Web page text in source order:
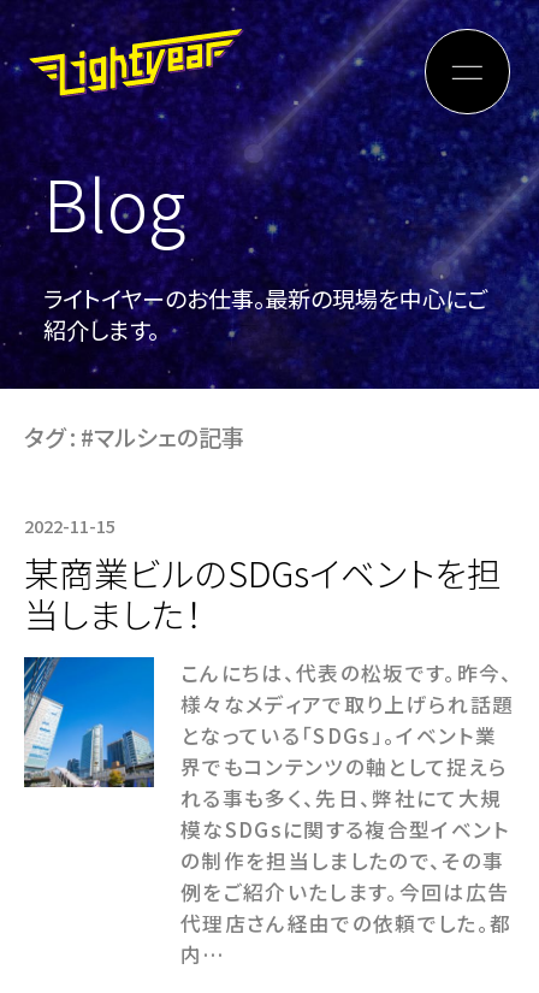
Blog
ライトイヤーのお仕事。最新の現場を中心にご
紹介します。
タグ : #マルシェの記事
2022-11-15
某商業ビルのSDGsイベントを担
当しました！
こんにちは、代表の松坂です。昨今、
様々なメディアで取り上げられ話題
となっている「SDGs」。イベント業
界でもコンテンツの軸として捉えら
れる事も多く、先日、弊社にて大規
模なSDGsに関する複合型イベント
の制作を担当しましたので、その事
例をご紹介いたします。今回は広告
代理店さん経由での依頼でした。都
内…